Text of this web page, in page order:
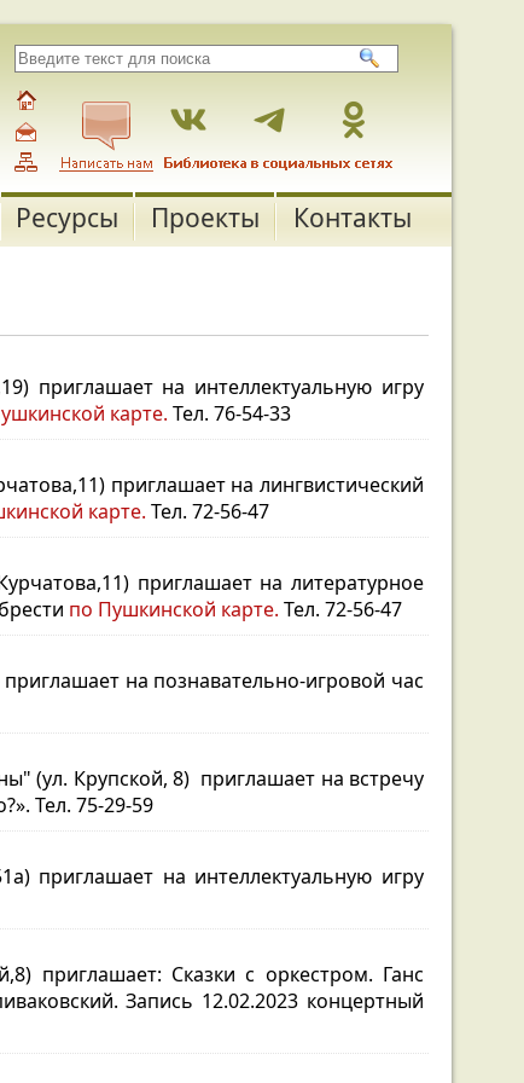
Ресурсы Проекты Контакты
приглашает на интеллектуальную игру
карте. Тел. 76-54-33
приглашает на лингвистический
карте. Тел. 72-56-47
приглашает на литературное
по Пушкинской карте. Тел. 72-56-47
на познавательно-игровой час
(ул. Крупской, 8) приглашает на встречу
Тел. 75-29-59
приглашает на интеллектуальную игру
приглашает: Сказки с оркестром. Ганс
Запись 12.02.2023 концертный